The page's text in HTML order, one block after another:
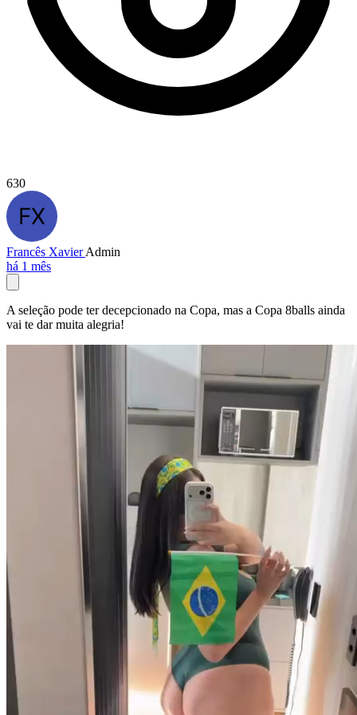
630
Francês XavierAdmin
há 1 mês
A seleção pode ter decepcionado na Copa, mas a Copa 8balls ainda
vai te dar muita alegria!